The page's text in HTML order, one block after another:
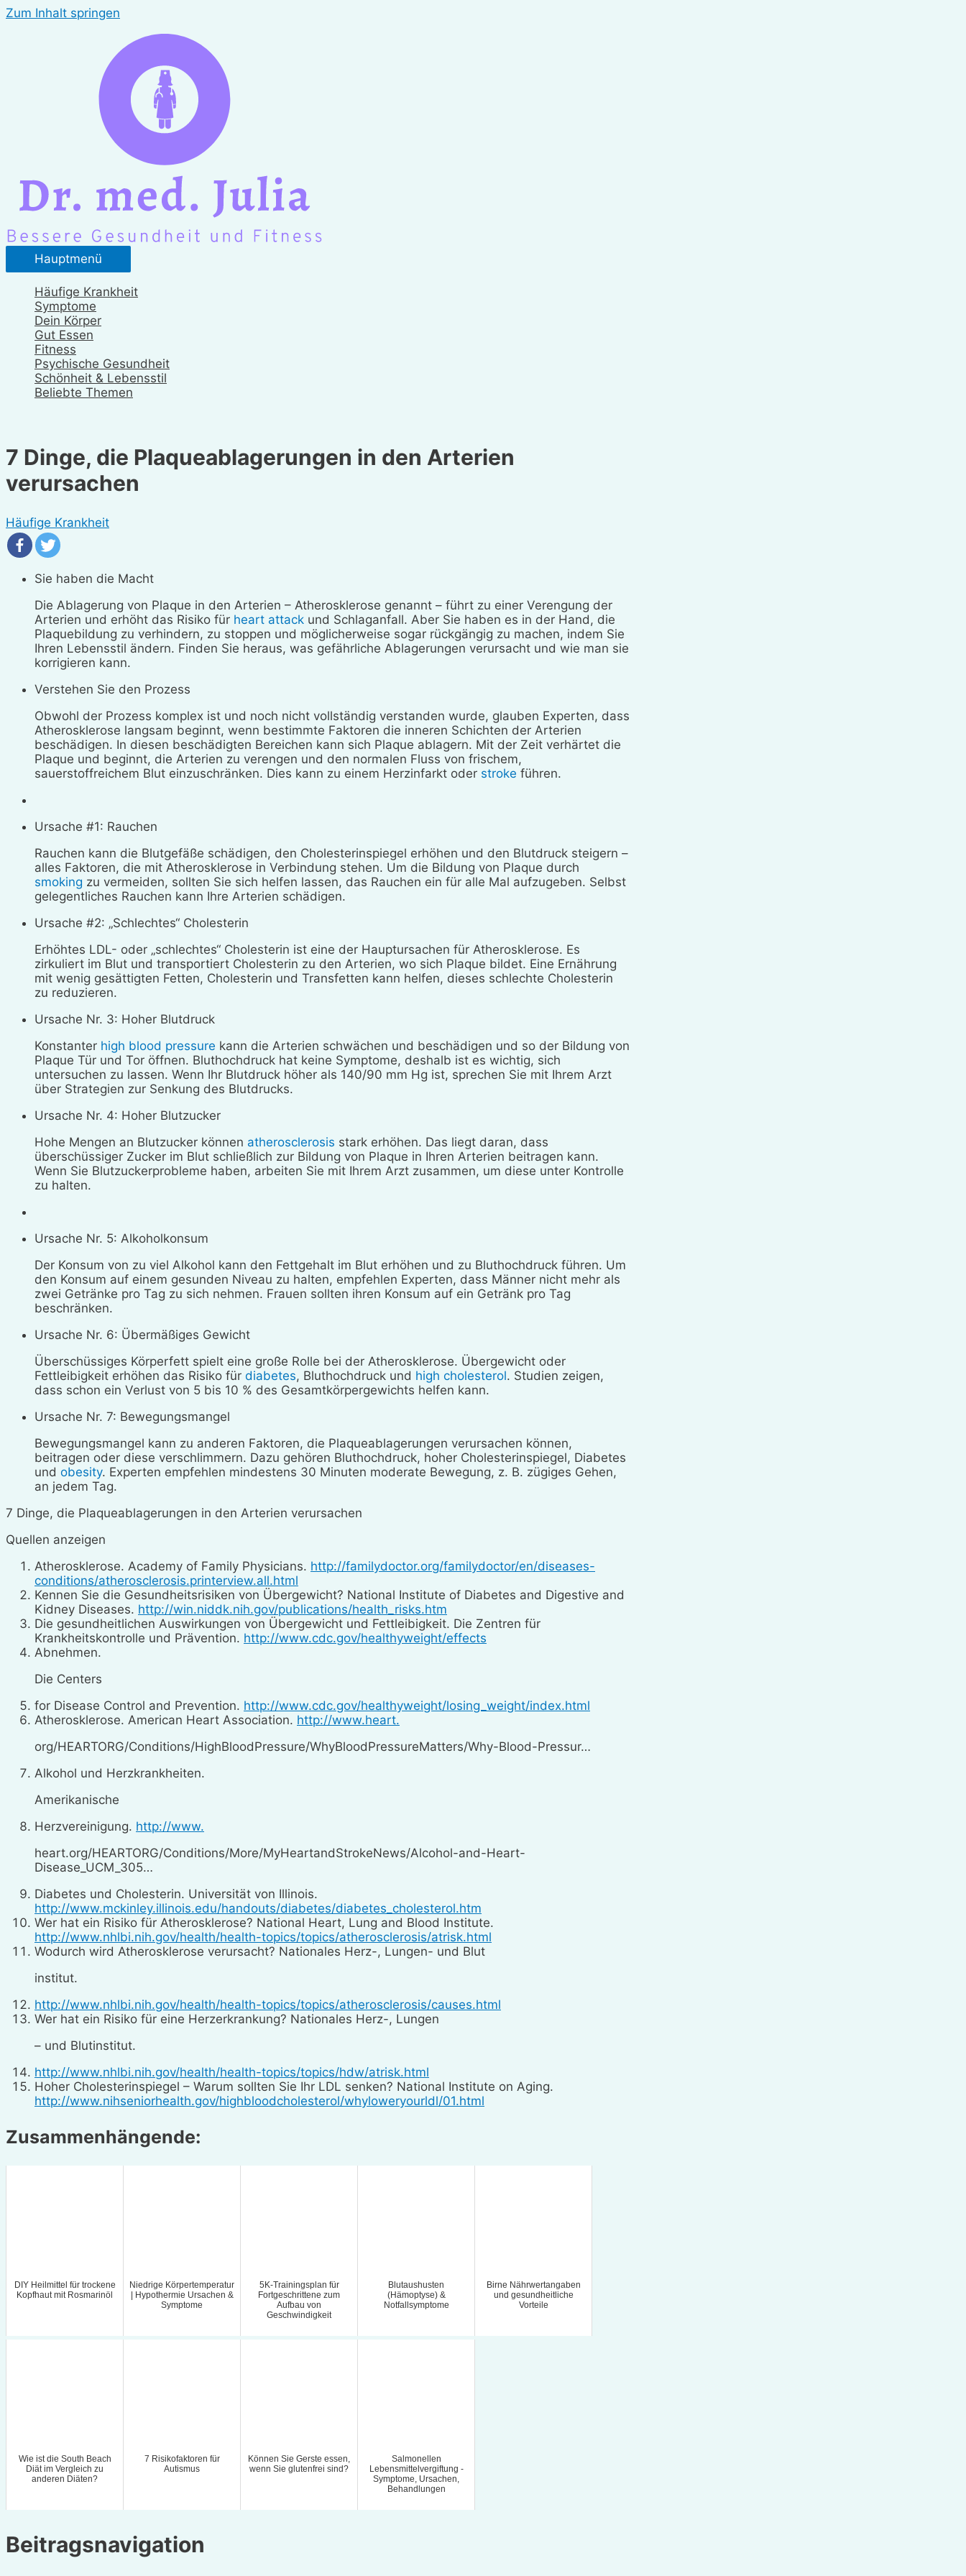
Zum Inhalt springen
Hauptmenü
Häufige Krankheit
Symptome
Dein Körper
Gut Essen
Fitness
Psychische Gesundheit
Schönheit & Lebensstil
Beliebte Themen
7 Dinge, die Plaqueablagerungen in den Arterien
verursachen
Häufige Krankheit
Sie haben die Macht
Die Ablagerung von Plaque in den Arterien – Atherosklerose genannt – führt zu einer Verengung der
Arterien und erhöht das Risiko für heart attack und Schlaganfall. Aber Sie haben es in der Hand, die
Plaquebildung zu verhindern, zu stoppen und möglicherweise sogar rückgängig zu machen, indem Sie
Ihren Lebensstil ändern. Finden Sie heraus, was gefährliche Ablagerungen verursacht und wie man sie
korrigieren kann.
Verstehen Sie den Prozess
Obwohl der Prozess komplex ist und noch nicht vollständig verstanden wurde, glauben Experten, dass
Atherosklerose langsam beginnt, wenn bestimmte Faktoren die inneren Schichten der Arterien
beschädigen. In diesen beschädigten Bereichen kann sich Plaque ablagern. Mit der Zeit verhärtet die
Plaque und beginnt, die Arterien zu verengen und den normalen Fluss von frischem,
sauerstoffreichem Blut einzuschränken. Dies kann zu einem Herzinfarkt oder stroke führen.
Ursache #1: Rauchen
Rauchen kann die Blutgefäße schädigen, den Cholesterinspiegel erhöhen und den Blutdruck steigern –
alles Faktoren, die mit Atherosklerose in Verbindung stehen. Um die Bildung von Plaque durch
smoking zu vermeiden, sollten Sie sich helfen lassen, das Rauchen ein für alle Mal aufzugeben. Selbst
gelegentliches Rauchen kann Ihre Arterien schädigen.
Ursache #2: „Schlechtes“ Cholesterin
Erhöhtes LDL- oder „schlechtes“ Cholesterin ist eine der Hauptursachen für Atherosklerose. Es
zirkuliert im Blut und transportiert Cholesterin zu den Arterien, wo sich Plaque bildet. Eine Ernährung
mit wenig gesättigten Fetten, Cholesterin und Transfetten kann helfen, dieses schlechte Cholesterin
zu reduzieren.
Ursache Nr. 3: Hoher Blutdruck
Konstanter high blood pressure kann die Arterien schwächen und beschädigen und so der Bildung von
Plaque Tür und Tor öffnen. Bluthochdruck hat keine Symptome, deshalb ist es wichtig, sich
untersuchen zu lassen. Wenn Ihr Blutdruck höher als 140/90 mm Hg ist, sprechen Sie mit Ihrem Arzt
über Strategien zur Senkung des Blutdrucks.
Ursache Nr. 4: Hoher Blutzucker
Hohe Mengen an Blutzucker können atherosclerosis stark erhöhen. Das liegt daran, dass
überschüssiger Zucker im Blut schließlich zur Bildung von Plaque in Ihren Arterien beitragen kann.
Wenn Sie Blutzuckerprobleme haben, arbeiten Sie mit Ihrem Arzt zusammen, um diese unter Kontrolle
zu halten.
Ursache Nr. 5: Alkoholkonsum
Der Konsum von zu viel Alkohol kann den Fettgehalt im Blut erhöhen und zu Bluthochdruck führen. Um
den Konsum auf einem gesunden Niveau zu halten, empfehlen Experten, dass Männer nicht mehr als
zwei Getränke pro Tag zu sich nehmen. Frauen sollten ihren Konsum auf ein Getränk pro Tag
beschränken.
Ursache Nr. 6: Übermäßiges Gewicht
Überschüssiges Körperfett spielt eine große Rolle bei der Atherosklerose. Übergewicht oder
Fettleibigkeit erhöhen das Risiko für diabetes, Bluthochdruck und high cholesterol. Studien zeigen,
dass schon ein Verlust von 5 bis 10 % des Gesamtkörpergewichts helfen kann.
Ursache Nr. 7: Bewegungsmangel
Bewegungsmangel kann zu anderen Faktoren, die Plaqueablagerungen verursachen können,
beitragen oder diese verschlimmern. Dazu gehören Bluthochdruck, hoher Cholesterinspiegel, Diabetes
und obesity. Experten empfehlen mindestens 30 Minuten moderate Bewegung, z. B. zügiges Gehen,
an jedem Tag.
7 Dinge, die Plaqueablagerungen in den Arterien verursachen
Quellen anzeigen
Atherosklerose. Academy of Family Physicians. http://familydoctor.org/familydoctor/en/diseases-
conditions/atherosclerosis.printerview.all.html
Kennen Sie die Gesundheitsrisiken von Übergewicht? National Institute of Diabetes and Digestive and
Kidney Diseases. http://win.niddk.nih.gov/publications/health_risks.htm
Die gesundheitlichen Auswirkungen von Übergewicht und Fettleibigkeit. Die Zentren für
Krankheitskontrolle und Prävention. http://www.cdc.gov/healthyweight/effects
Abnehmen.
Die Centers
for Disease Control and Prevention. http://www.cdc.gov/healthyweight/losing_weight/index.html
Atherosklerose. American Heart Association. http://www.heart.
org/HEARTORG/Conditions/HighBloodPressure/WhyBloodPressureMatters/Why-Blood-Pressur…
Alkohol und Herzkrankheiten.
Amerikanische
Herzvereinigung. http://www.
heart.org/HEARTORG/Conditions/More/MyHeartandStrokeNews/Alcohol-and-Heart-
Disease_UCM_305…
Diabetes und Cholesterin. Universität von Illinois.
http://www.mckinley.illinois.edu/handouts/diabetes/diabetes_cholesterol.htm
Wer hat ein Risiko für Atherosklerose? National Heart, Lung and Blood Institute.
http://www.nhlbi.nih.gov/health/health-topics/topics/atherosclerosis/atrisk.html
Wodurch wird Atherosklerose verursacht? Nationales Herz-, Lungen- und Blut
institut.
http://www.nhlbi.nih.gov/health/health-topics/topics/atherosclerosis/causes.html
Wer hat ein Risiko für eine Herzerkrankung? Nationales Herz-, Lungen
– und Blutinstitut.
http://www.nhlbi.nih.gov/health/health-topics/topics/hdw/atrisk.html
Hoher Cholesterinspiegel – Warum sollten Sie Ihr LDL senken? National Institute on Aging.
http://www.nihseniorhealth.gov/highbloodcholesterol/whyloweryourldl/01.html
Zusammenhängende:
DIY Heilmittel für trockene
Kopfhaut mit Rosmarinöl
Niedrige Körpertemperatur
| Hypothermie Ursachen &
Symptome
5K-Trainingsplan für
Fortgeschrittene zum
Aufbau von
Geschwindigkeit
Blutaushusten
(Hämoptyse) &
Notfallsymptome
Birne Nährwertangaben
und gesundheitliche
Vorteile
Wie ist die South Beach
Diät im Vergleich zu
anderen Diäten?
7 Risikofaktoren für
Autismus
Können Sie Gerste essen,
wenn Sie glutenfrei sind?
Salmonellen
Lebensmittelvergiftung -
Symptome, Ursachen,
Behandlungen
Beitragsnavigation